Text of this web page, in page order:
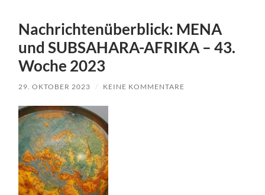
Nachrichtenüberblick: MENA
und SUBSAHARA-AFRIKA – 43.
Woche 2023
29. OKTOBER 2023 / KEINE KOMMENTARE